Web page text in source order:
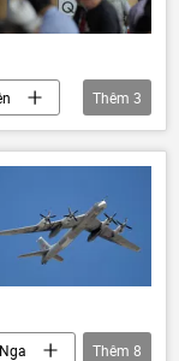
Thêm 3
Thêm 8